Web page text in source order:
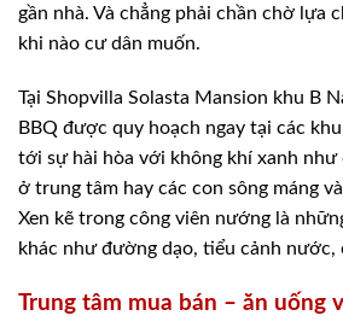
gần nhà. Và chẳng phải chần chờ lựa
khi nào cư dân muốn.
Tại Shopvilla Solasta Mansion khu B
BBQ được quy hoạch ngay tại các
tới sự hài hòa với không khí xanh như
ở trung tâm hay các con sông máng
Xen kẽ trong công viên nướng là
khác như đường dạo, tiểu cảnh nước,
Trung tâm mua bán – ăn uống